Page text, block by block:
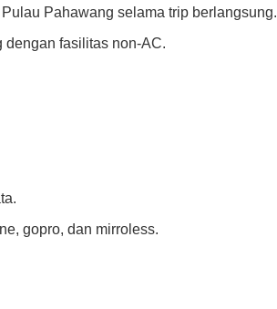
Pahawang selama trip berlangsung.
fasilitas non-AC.
gopro, dan mirroless.